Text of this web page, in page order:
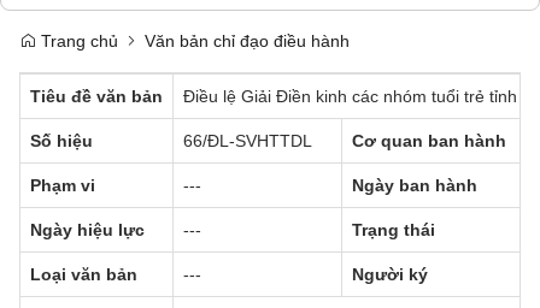
Trang chủ Văn bản chỉ đạo điều hành
Tiêu đề văn bản Điều lệ Giải Điền kinh các nhóm tuổi trẻ tỉnh
Số hiệu 66/ĐL-SVHTTDL Cơ quan ban hành
Phạm vi --- Ngày ban hành
Ngày hiệu lực --- Trạng thái
Loại văn bản --- Người ký